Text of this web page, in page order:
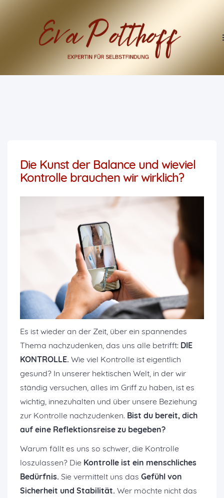
Die Kunst der Balance und wieviel
Kontrolle brauchen wir wirklich?
Es ist wieder an der Zeit, über ein spannendes
Thema nachzudenken, das uns alle betrifft: DIE
KONTROLLE. Wie viel Kontrolle ist eigentlich
gesund? In unserer hektischen Welt, in der wir
ständig versuchen, alles im Griff zu haben, ist es
wichtig, innezuhalten und über unsere Beziehung
zur Kontrolle nachzudenken. Bist du bereit, dich
auf eine Reflektionsreise zu begeben?
Warum fällt es uns so schwer, die Kontrolle
loszulassen? Die Kontrolle ist ein menschliches
Bedürfnis. Sie vermittelt uns das Gefühl von
Sicherheit und Stabilität. Wer möchte nicht das